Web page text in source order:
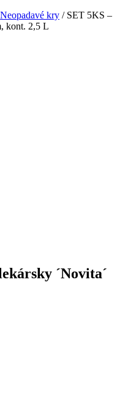
Neopadavé kry / SET 5KS –
kont. 2,5 L
´Novita´